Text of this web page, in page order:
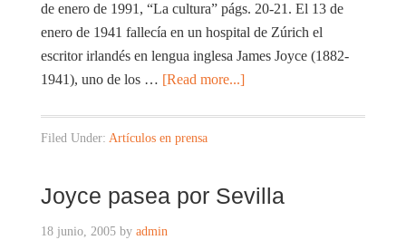
de enero de 1991, “La cultura” págs. 20-21. El 13 de
enero de 1941 fallecía en un hospital de Zúrich el
escritor irlandés en lengua inglesa James Joyce (1882-
1941), uno de los … [Read more...]
Filed Under: Artículos en prensa
Joyce pasea por Sevilla
18 junio, 2005by admin